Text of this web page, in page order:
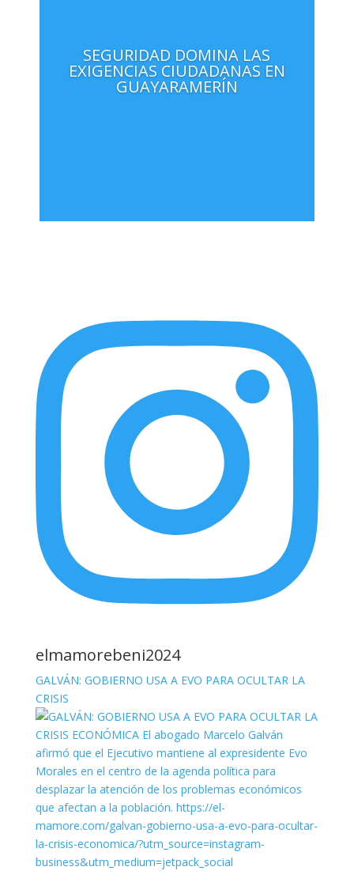
SEGURIDAD DOMINA LAS
EXIGENCIAS CIUDADANAS EN
GUAYARAMERÍN
elmamorebeni2024
GALVÁN: GOBIERNO USA A EVO PARA OCULTAR LA
CRISIS